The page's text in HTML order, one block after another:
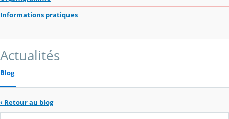
Informations pratiques
Actualités
Blog
‹ Retour au blog